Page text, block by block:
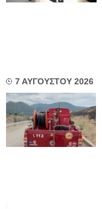
7 ΑΥΓΟΥΣΤΟΥ 2026